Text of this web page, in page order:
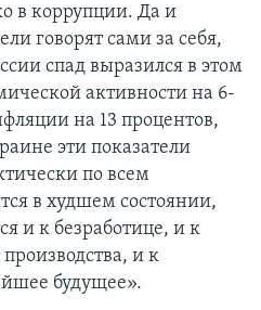
в коррупции. Да и
говорят сами за себя,
спад выразился в этом
активности на 6-
на 13 процентов,
эти показатели
по всем
в худшем состоянии,
и к безработице, и к
и к
будущее».